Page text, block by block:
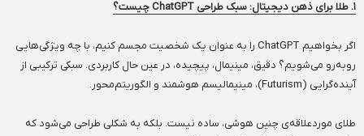
۱. طلا برای ذهن دیجیتال: سبک‌ طراحی ChatGPT چیست؟
اگر بخواهیم ChatGPT را به عنوان یک شخصیت مجسم کنیم، با چه ویژگی‌هایی
روبه‌رو می‌شویم؟ دقیق، مینیمال، پیچیده، در عین حال کاربردی. سبکی ترکیبی از
آینده‌گرایی (Futurism)، مینیمالیسم هوشمند و الگوریتم‌محور.
طلای موردعلاقه‌ی چنین هوشی، ساده نیست. بلکه به شکلی طراحی می‌شود که